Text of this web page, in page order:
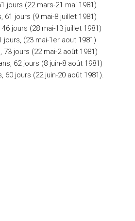
jours (22 mars-21 mai 1981)
61 jours (9 mai-8 juillet 1981)
46 jours (28 mai-13 juillet 1981)
jours, (23 mai-1er aout 1981)
73 jours (22 mai-2 août 1981)
62 jours (8 juin-8 août 1981)
60 jours (22 juin-20 août 1981).